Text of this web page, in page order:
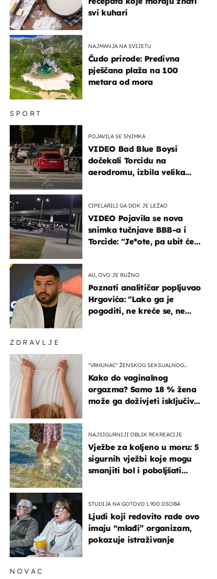
ZDRAVLJE
"VRHUNAC" ŽENSKOG SEKSUALNOG
Kako do vaginalnog
orgazma? Samo 18 % žena
može ga doživjeti isključivo
NAJSIGURNIJI OBLIK REKREACIJE
Vježbe za koljeno u moru: 5
sigurnih vježbi koje mogu
smanjiti bol i poboljšati
STUDIJA NA GOTOVO 1.900 OSOBA
Ljudi koji redovito rade ovo
imaju “mlađi” organizam,
pokazuje istraživanje
SPORT
POJAVILA SE SNIMKA
VIDEO Bad Blue Boysi
dočekali Torcidu na
aerodromu, izbila velika
CIPELARILI GA DOK JE LEŽAO
VIDEO Pojavila se nova
snimka tučnjave BBB-a i
Torcide: "Je*ote, pa ubit će
AU, OVO JE RUŽNO
Poznati analitičar popljuvao
Hrgovića: "Lako ga je
pogoditi, ne kreće se, ne
svi kuhari
NAJMANJA NA SVIJETU
Čudo prirode: Predivna
pješčana plaža na 100
metara od mora
NOVAC